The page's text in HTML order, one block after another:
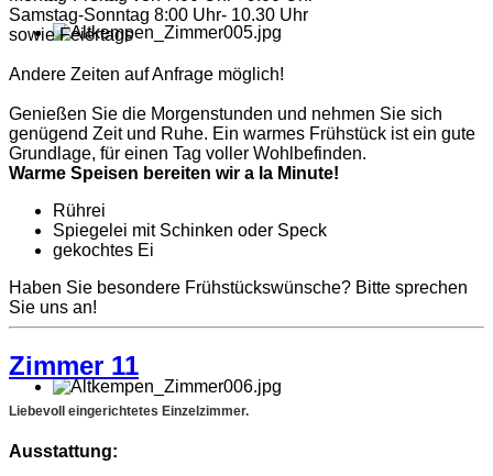
Samstag-Sonntag 8:00 Uhr- 10.30 Uhr
sowie Feiertags
Andere Zeiten auf Anfrage möglich!
Genießen Sie die Morgenstunden und nehmen Sie sich
genügend Zeit und Ruhe. Ein warmes Frühstück ist ein gute
Grundlage, für einen Tag voller Wohlbefinden.
Warme Speisen bereiten wir a la Minute!
Rührei
Spiegelei mit Schinken oder Speck
gekochtes Ei
Haben Sie besondere Frühstückswünsche? Bitte sprechen
Sie uns an!
Zimmer 11
Liebevoll eingerichtetes Einzelzimmer.
Ausstattung: